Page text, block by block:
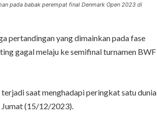
pada babak perempat final Denmark Open 2023 di
pertandingan yang dimainkan pada fase
gagal melaju ke semifinal turnamen BWF
saat menghadapi peringkat satu dunia
Jumat (15/12/2023).